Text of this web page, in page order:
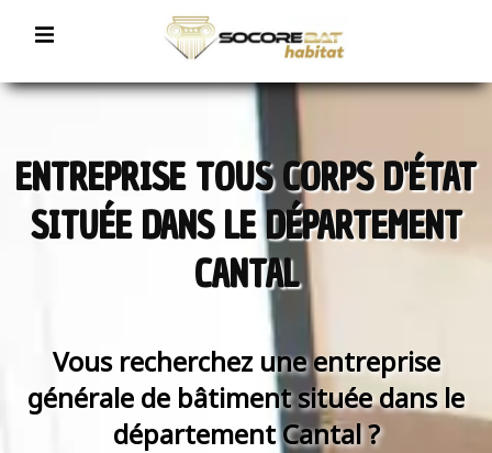
ENTREPRISE TOUS CORPS D'ÉTAT
SITUÉE DANS LE DÉPARTEMENT
CANTAL
Vous recherchez une entreprise
générale de bâtiment située dans le
département Cantal ?